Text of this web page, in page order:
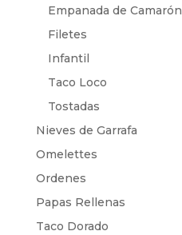
Empanada de Camarón
Filetes
Infantil
Taco Loco
Tostadas
Nieves de Garrafa
Omelettes
Ordenes
Papas Rellenas
Taco Dorado